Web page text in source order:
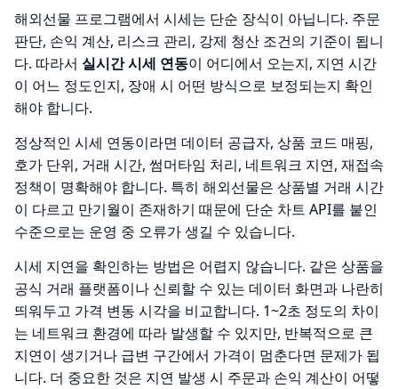
해외선물 프로그램에서 시세는 단순 장식이 아닙니다. 주문
판단, 손익 계산, 리스크 관리, 강제 청산 조건의 기준이 됩니
다. 따라서 실시간 시세 연동이 어디에서 오는지, 지연 시간
이 어느 정도인지, 장애 시 어떤 방식으로 보정되는지 확인
해야 합니다.
정상적인 시세 연동이라면 데이터 공급자, 상품 코드 매핑,
호가 단위, 거래 시간, 썸머타임 처리, 네트워크 지연, 재접속
정책이 명확해야 합니다. 특히 해외선물은 상품별 거래 시간
이 다르고 만기월이 존재하기 때문에 단순 차트 API를 붙인
수준으로는 운영 중 오류가 생길 수 있습니다.
시세 지연을 확인하는 방법은 어렵지 않습니다. 같은 상품을
공식 거래 플랫폼이나 신뢰할 수 있는 데이터 화면과 나란히
띄워두고 가격 변동 시각을 비교합니다. 1~2초 정도의 차이
는 네트워크 환경에 따라 발생할 수 있지만, 반복적으로 큰
지연이 생기거나 급변 구간에서 가격이 멈춘다면 문제가 됩
니다. 더 중요한 것은 지연 발생 시 주문과 손익 계산이 어떻